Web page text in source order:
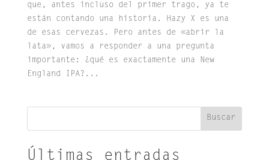
que, antes incluso del primer trago, ya te
están contando una historia. Hazy X es una
de esas cervezas. Pero antes de «abrir la
lata», vamos a responder a una pregunta
importante: ¿qué es exactamente una New
England IPA?...
Buscar
Últimas entradas